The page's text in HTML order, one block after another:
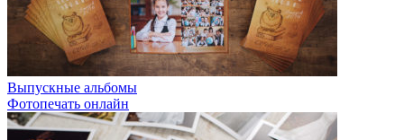
Выпускные альбомы
Фотопечать онлайн